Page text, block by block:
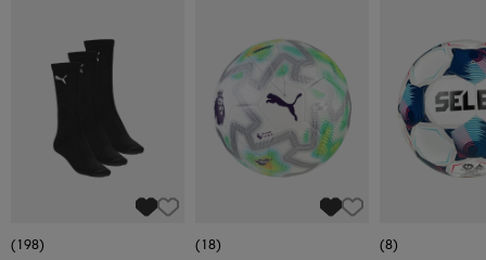
(198)
(18)
(8)